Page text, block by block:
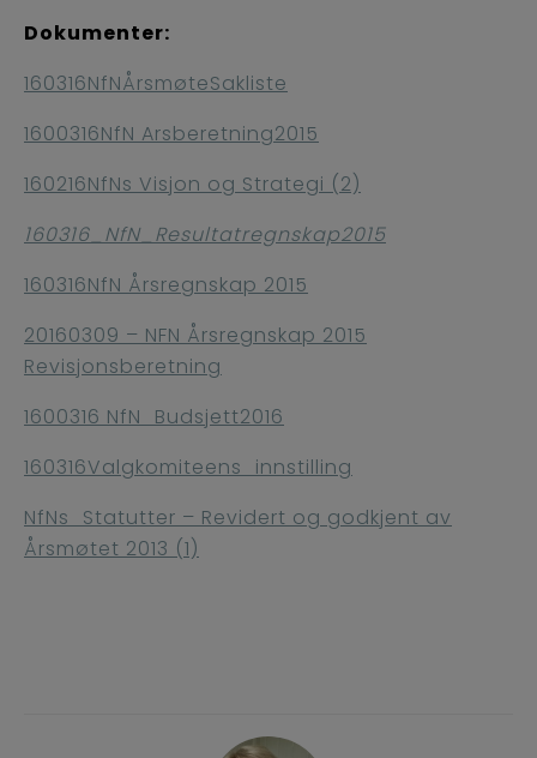
Dokumenter:
160316NfNÅrsmøteSakliste
1600316NfN Arsberetning2015
160216NfNs Visjon og Strategi (2)
160316_NfN_Resultatregnskap2015
160316NfN Årsregnskap 2015
20160309 – NFN Årsregnskap 2015
Revisjonsberetning
1600316 NfN_Budsjett2016
160316Valgkomiteens_innstilling
NfNs_Statutter – Revidert og godkjent av
Årsmøtet 2013 (1)